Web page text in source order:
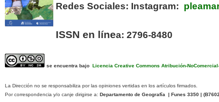
Redes Sociales: Instagram:
ISSN en línea: 2796-8480
se encuentra bajo Licencia Creative Commons Atribución-
La Dirección no se responsabiliza por las opiniones vertidas en los artículos firmados.
Por correspondencia y/o canje dirigirse a: Departamento de Geografía | Funes 3350 | (